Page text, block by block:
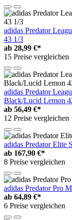
adidas Predator
43 1/3
ab 28,99 €*
15 Preise vergleichen
adidas Predator
Black/Lucid Lemon
ab 56,49 €*
12 Preise vergleichen
adidas Predator Elite
ab 167,90 €*
8 Preise vergleichen
adidas Predator Pro
ab 64,89 €*
6 Preise vergleichen